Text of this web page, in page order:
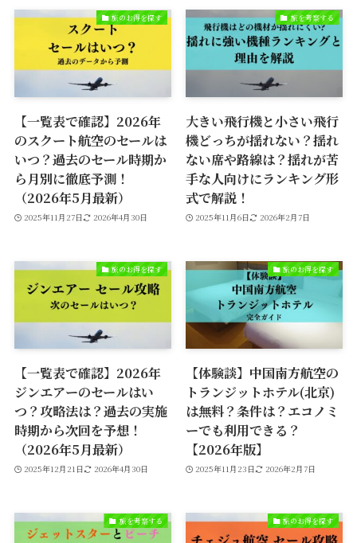
旅のお得を探す
【一覧表で確認】2026年
のスクート航空のセールは
いつ？過去のセール時期か
ら月別に徹底予測！
（2026年5月最新）
2025年11月27日 2026年4月30日
旅を考察する
大きい飛行機と小さい飛行
機どっちが揺れない？揺れ
ない席や路線は？揺れが苦
手な人向けにランキング形
式で解説！
2025年11月6日 2026年2月7日
旅のお得を探す
【一覧表で確認】2026年
ジンエアーのセールはい
つ？攻略法は？過去の実施
時期から次回を予想！
（2026年5月最新）
2025年12月21日 2026年4月30日
旅のお得を探す
【体験談】中国南方航空の
トランジットホテル(北京)
は無料？条件は？エコノミ
ーでも利用できる？
【2026年版】
2025年11月23日 2026年2月7日
旅を考察する 旅のお得を探す